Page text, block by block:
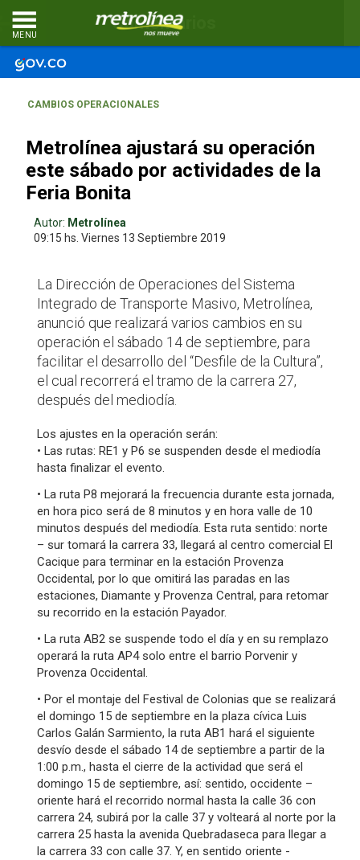
MENU
CAMBIOS OPERACIONALES
Metrolínea ajustará su operación
este sábado por actividades de la
Feria Bonita
Autor: Metrolínea
09:15 hs. Viernes 13 Septiembre 2019
La Dirección de Operaciones del Sistema
Integrado de Transporte Masivo, Metrolínea,
anunció que realizará varios cambios en su
operación el sábado 14 de septiembre, para
facilitar el desarrollo del “Desfile de la Cultura”,
el cual recorrerá el tramo de la carrera 27,
después del mediodía.
Los ajustes en la operación serán:
• Las rutas: RE1 y P6 se suspenden desde el mediodía
hasta finalizar el evento.
• La ruta P8 mejorará la frecuencia durante esta jornada,
en hora pico será de 8 minutos y en hora valle de 10
minutos después del mediodía. Esta ruta sentido: norte
– sur tomará la carrera 33, llegará al centro comercial El
Cacique para terminar en la estación Provenza
Occidental, por lo que omitirá las paradas en las
estaciones, Diamante y Provenza Central, para retomar
su recorrido en la estación Payador.
• La ruta AB2 se suspende todo el día y en su remplazo
operará la ruta AP4 solo entre el barrio Porvenir y
Provenza Occidental.
• Por el montaje del Festival de Colonias que se realizará
el domingo 15 de septiembre en la plaza cívica Luis
Carlos Galán Sarmiento, la ruta AB1 hará el siguiente
desvío desde el sábado 14 de septiembre a partir de la
1:00 p.m., hasta el cierre de la actividad que será el
domingo 15 de septiembre, así: sentido, occidente –
oriente hará el recorrido normal hasta la calle 36 con
carrera 24, subirá por la calle 37 y volteará al norte por la
carrera 25 hasta la avenida Quebradaseca para llegar a
la carrera 33 con calle 37. Y, en sentido oriente -
Comentarios